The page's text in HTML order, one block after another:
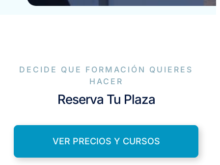
DECIDE QUE FORMACIÓN QUIERES
HACER
Reserva Tu Plaza
VER PRECIOS Y CURSOS